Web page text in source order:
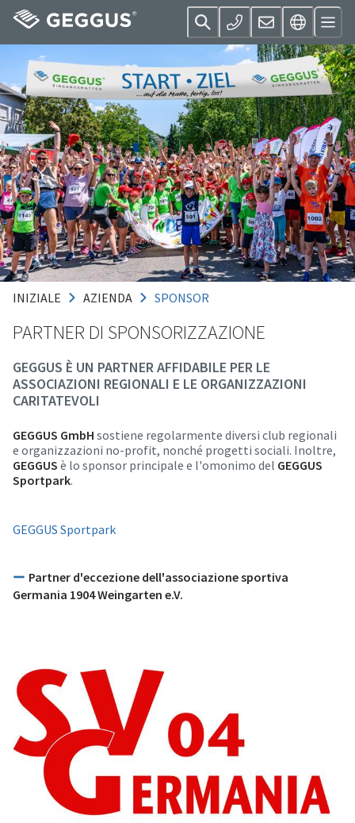
INIZIALE AZIENDA SPONSOR
PARTNER DI SPONSORIZZAZIONE
GEGGUS È UN PARTNER AFFIDABILE PER LE
ASSOCIAZIONI REGIONALI E LE ORGANIZZAZIONI
CARITATEVOLI
GEGGUS GmbH sostiene regolarmente diversi club regionali
e organizzazioni no-profit, nonché progetti sociali. Inoltre,
GEGGUS è lo sponsor principale e l'omonimo del GEGGUS
Sportpark.
GEGGUS Sportpark
Partner d'eccezione dell'associazione sportiva
Germania 1904 Weingarten e.V.